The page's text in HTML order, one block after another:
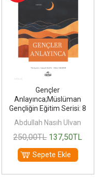
Gençler
Anlayınca;Müslüman
Gençliğin Eğitim Serisi: 8
Abdullah Nasıh Ulvan
250,00TL 137,50TL
Sepete Ekle